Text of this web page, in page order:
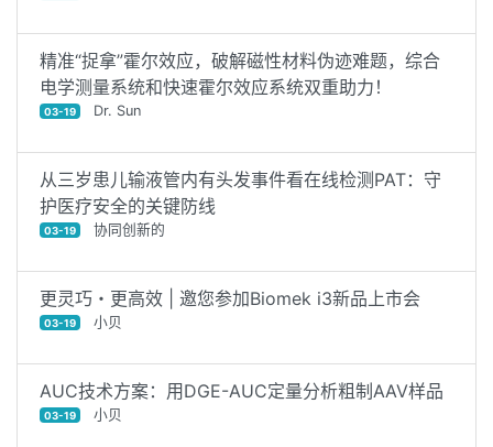
精准“捉拿”霍尔效应，破解磁性材料伪迹难题，综合
电学测量系统和快速霍尔效应系统双重助力！
03-19 Dr. Sun
从三岁患儿输液管内有头发事件看在线检测PAT：守
护医疗安全的关键防线
03-19 协同创新的
更灵巧・更高效 | 邀您参加Biomek i3新品上市会
03-19 小贝
AUC技术方案：用DGE-AUC定量分析粗制AAV样品
03-19 小贝